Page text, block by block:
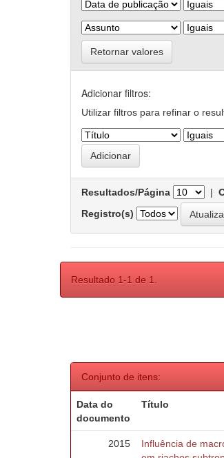
Retornar valores
Adicionar filtros:
Utilizar filtros para refinar o
Resultados/Página |
Registro(s)
Resultado 1-1 de 1.
Conjunto de itens:
Data do
documento
Título
2015
Influência de